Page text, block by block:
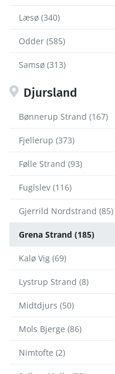
Læsø (340)
Odder (585)
Samsø (313)
Djursland
Bønnerup Strand (167)
Fjellerup (373)
Følle Strand (93)
Fuglslev (116)
Gjerrild Nordstrand (85)
Grena Strand (185)
Kalø Vig (69)
Lystrup Strand (8)
Midtdjurs (50)
Mols Bjerge (86)
Nimtofte (2)